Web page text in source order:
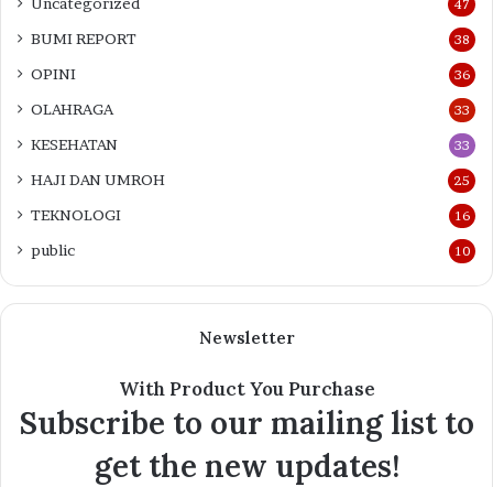
47
BUMI REPORT 38
OPINI 36
OLAHRAGA 33
KESEHATAN 33
HAJI DAN UMROH 25
TEKNOLOGI 16
public 10
Newsletter
With Product You Purchase
Subscribe to our mailing list to
get the new updates!